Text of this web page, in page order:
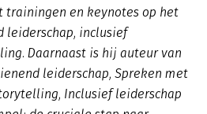
trainingen en keynotes op het
leiderschap, inclusief
Daarnaast is hij auteur van
leiderschap, Spreken met
Inclusief leiderschap